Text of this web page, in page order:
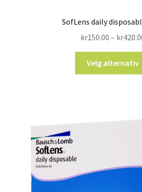
SofLens daily
kr150.00 – kr
Velg alternativ